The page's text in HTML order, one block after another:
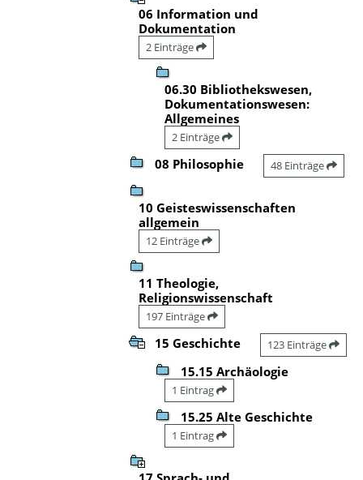
06 Information und
Dokumentation
2 Einträge
06.30 Bibliothekswesen,
Dokumentationswesen:
Allgemeines
2 Einträge
08 Philosophie 48 Einträge
10 Geisteswissenschaften
allgemein
12 Einträge
11 Theologie,
Religionswissenschaft
197 Einträge
15 Geschichte 123 Einträge
15.15 Archäologie
1 Eintrag
15.25 Alte Geschichte
1 Eintrag